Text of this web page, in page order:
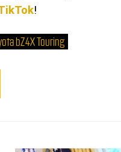
!
bZ4X Touring